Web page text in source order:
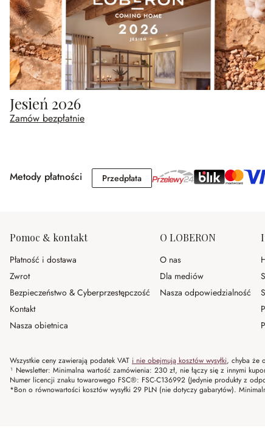
Jesień 2026
Zamów bezpłatnie
Metody płatności PrzedpłataPrzedpłata
Pomoc & kontakt
Płatność i dostawa
Zwrot
Bezpieczeństwo & Cyberprzestępczość
Kontakt
Nasza obietnica
O LOBERON
O nas
Dla mediów
Nasza odpowiedzialność
Wszystkie ceny zawierają podatek VAT i nie obejmują kosztów wysyłki, chyba że
¹ Newsletter: Minimalna wartość zamówienia: 230 zł, nie łączy się z innymi
Numer licencji znaku towarowego FSC®: FSC-C136992 (Jedynie produkty z
*Bon o równowartości kosztów wysyłki 29 PLN (nie dotyczy gabarytów).